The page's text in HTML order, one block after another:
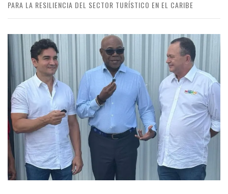
PARA LA RESILIENCIA DEL SECTOR TURÍSTICO EN EL CARIBE